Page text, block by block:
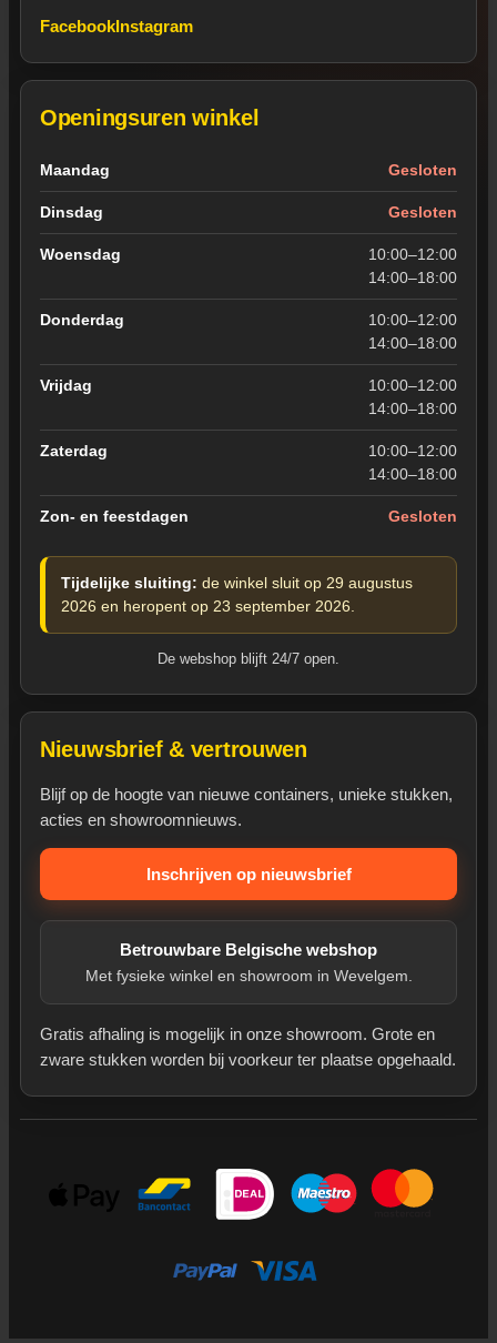
FacebookInstagram
Openingsuren winkel
Openingsuren van de winkel in Wevelgem
Maandag Gesloten
Dinsdag Gesloten
Woensdag
10:00–12:00
14:00–18:00
Donderdag
10:00–12:00
14:00–18:00
Vrijdag
10:00–12:00
14:00–18:00
Zaterdag
10:00–12:00
14:00–18:00
Zon- en feestdagen Gesloten
Tijdelijke sluiting: de winkel sluit op 29 augustus
2026 en heropent op 23 september 2026.
De webshop blijft 24/7 open.
Nieuwsbrief & vertrouwen
Blijf op de hoogte van nieuwe containers, unieke stukken,
acties en showroomnieuws.
Inschrijven op nieuwsbrief
Betrouwbare Belgische webshop
Met fysieke winkel en showroom in Wevelgem.
Gratis afhaling is mogelijk in onze showroom. Grote en
zware stukken worden bij voorkeur ter plaatse opgehaald.